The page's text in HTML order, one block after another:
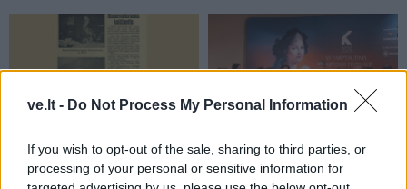
ve.lt - Do Not Process My Personal Information
If you wish to opt-out of the sale, sharing to third parties, or
processing of your personal or sensitive information for
Kultūra
Klaipėda prieš 100 metų:
Kultūra
Klaipėdos festivalis: